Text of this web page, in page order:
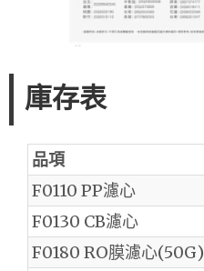
庫存表
品項
F0110 PP濾心
F0130 CB濾心
F0180 RO膜濾心(50G)